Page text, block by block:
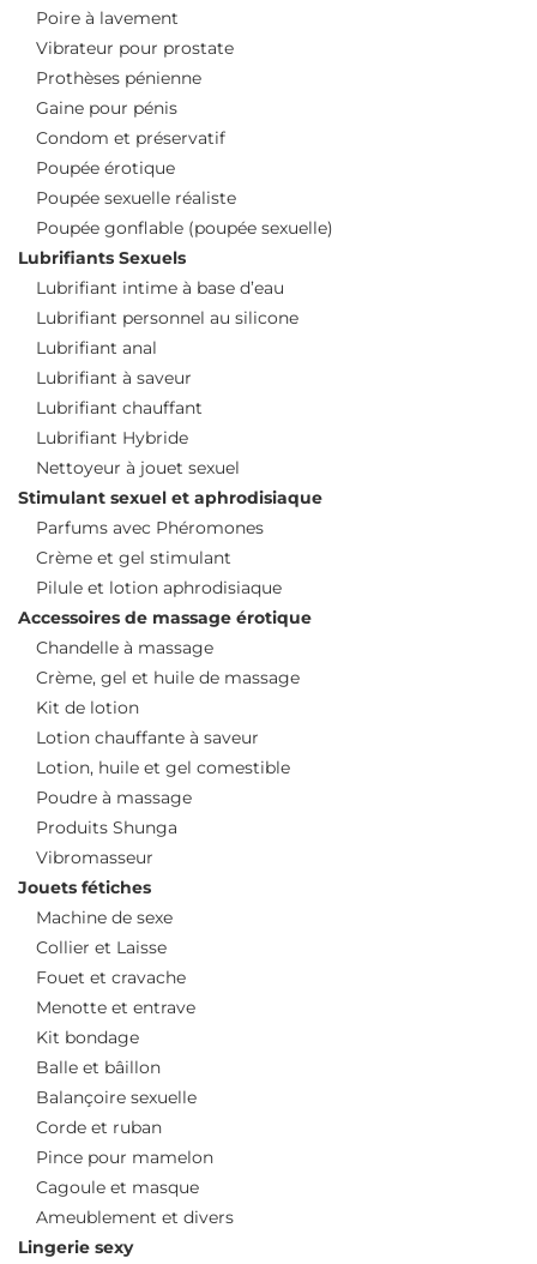
Poire à lavement
Vibrateur pour prostate
Prothèses pénienne
Gaine pour pénis
Condom et préservatif
Poupée érotique
Poupée sexuelle réaliste
Poupée gonflable (poupée sexuelle)
Lubrifiants Sexuels
Lubrifiant intime à base d’eau
Lubrifiant personnel au silicone
Lubrifiant anal
Lubrifiant à saveur
Lubrifiant chauffant
Lubrifiant Hybride
Nettoyeur à jouet sexuel
Stimulant sexuel et aphrodisiaque
Parfums avec Phéromones
Crème et gel stimulant
Pilule et lotion aphrodisiaque
Accessoires de massage érotique
Chandelle à massage
Crème, gel et huile de massage
Kit de lotion
Lotion chauffante à saveur
Lotion, huile et gel comestible
Poudre à massage
Produits Shunga
Vibromasseur
Jouets fétiches
Machine de sexe
Collier et Laisse
Fouet et cravache
Menotte et entrave
Kit bondage
Balle et bâillon
Balançoire sexuelle
Corde et ruban
Pince pour mamelon
Cagoule et masque
Ameublement et divers
Lingerie sexy